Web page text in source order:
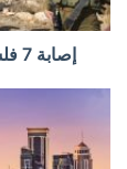
إصابة 7 فلسطينيين إثر اعتداء مستوطنين عليهم بالضفة